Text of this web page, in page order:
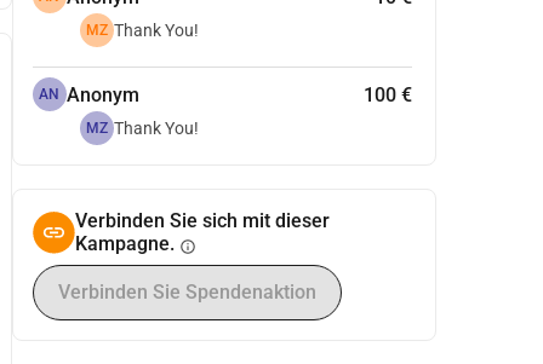
MZ Thank You!
AN Anonym 100 €
MZ Thank You!
Verbinden Sie sich mit dieser
Kampagne. info
Verbinden Sie Spendenaktion